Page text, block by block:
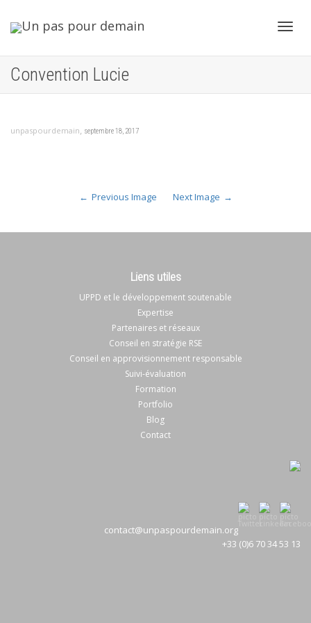
Convention Lucie
unpaspourdemain, septembre 18, 2017
Previous Image Next Image
Liens utiles
UPPD et le développement soutenable
Expertise
Partenaires et réseaux
Conseil en stratégie RSE
Conseil en approvisionnement responsable
Suivi-évaluation
Formation
Portfolio
Blog
Contact
contact@unpaspourdemain.org
+33 (0)6 70 34 53 13